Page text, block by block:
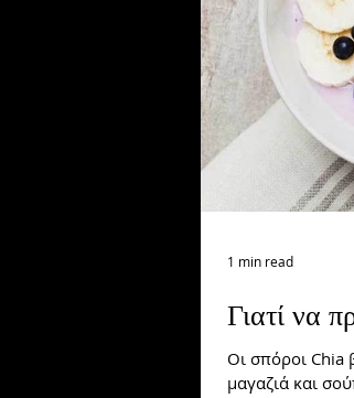
Γιατί να
Οι σπόροι Chia
μαγαζιά και
1 min read